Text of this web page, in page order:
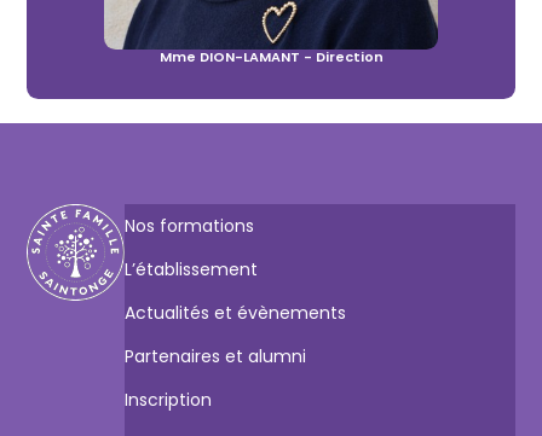
Mme DION-LAMANT - Direction
Nos formations
L’établissement
Actualités et évènements
Partenaires et alumni
Inscription